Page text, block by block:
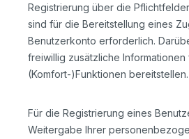
Registrierung über die
sind für die Bereitstellung eines
Benutzerkonto erforderlich.
freiwillig zusätzliche
(Komfort-)Funktionen bereitstellen.
Für die Registrierung eines
Weitergabe Ihrer